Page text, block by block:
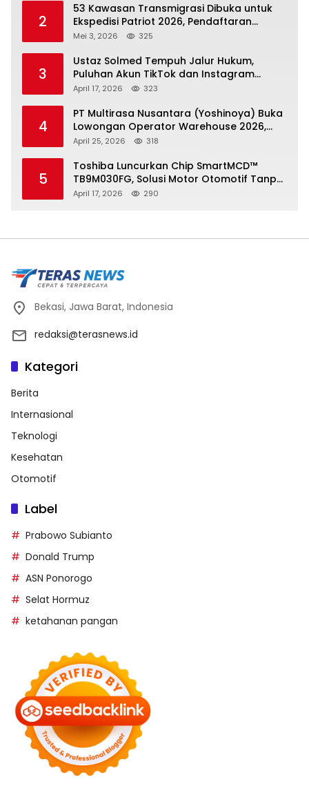
2
53 Kawasan Transmigrasi Dibuka untuk
Ekspedisi Patriot 2026, Pendaftaran
Ditutup 21 Mei
Mei 3, 2026 325
3
Ustaz Solmed Tempuh Jalur Hukum,
Puluhan Akun TikTok dan Instagram
Dilaporkan atas Tuduhan Fitnah
April 17, 2026 323
4
PT Multirasa Nusantara (Yoshinoya) Buka
Lowongan Operator Warehouse 2026,
Penempatan CK Bekasi
April 25, 2026 318
5
Toshiba Luncurkan Chip SmartMCD™
TB9M030FG, Solusi Motor Otomotif Tanpa
Sensor di Kecepatan Nol
April 17, 2026 290
Bekasi, Jawa Barat, Indonesia
redaksi@terasnews.id
Kategori
Berita
Internasional
Teknologi
Kesehatan
Otomotif
Label
Prabowo Subianto
Donald Trump
ASN Ponorogo
Selat Hormuz
ketahanan pangan